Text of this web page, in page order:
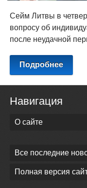
Сейм Литвы в
вопросу об
после неудачной
Подробнее
Навигация
О сайте
Все последние
Полная версия